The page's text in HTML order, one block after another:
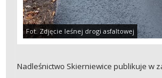
Fot. Zdjęcie leśnej drogi asfaltowej
Nadleśnictwo Skierniewice publikuje w